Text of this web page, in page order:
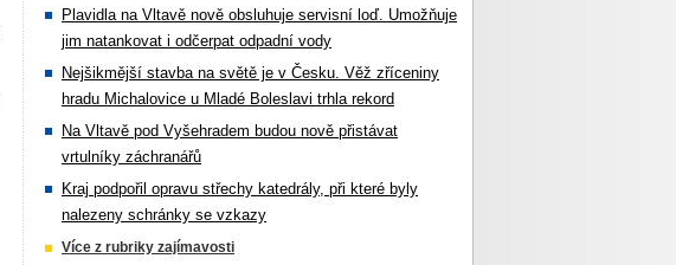
Plavidla na Vltavě nově obsluhuje servisní loď. Umožňuje
jim natankovat i odčerpat odpadní vody
Nejšikmější stavba na světě je v Česku. Věž zříceniny
hradu Michalovice u Mladé Boleslavi trhla rekord
Na Vltavě pod Vyšehradem budou nově přistávat
vrtulníky záchranářů
Kraj podpořil opravu střechy katedrály, při které byly
nalezeny schránky se vzkazy
Více z rubriky zajímavosti